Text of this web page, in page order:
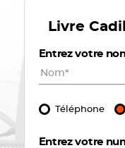
Livre
Entrez votre
Téléphone
Entrez votre